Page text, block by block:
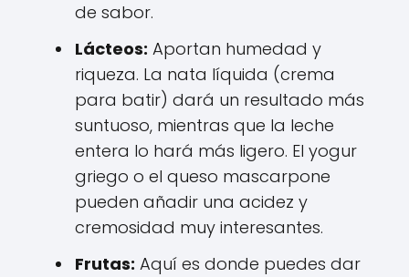
de sabor.
Lácteos: Aportan humedad y
riqueza. La nata líquida (crema
para batir) dará un resultado más
suntuoso, mientras que la leche
entera lo hará más ligero. El yogur
griego o el queso mascarpone
pueden añadir una acidez y
cremosidad muy interesantes.
Frutas: Aquí es donde puedes dar